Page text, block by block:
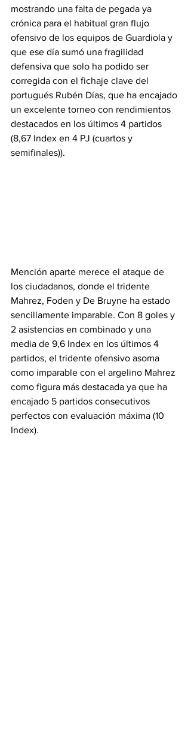
mostrando una falta de pegada ya
crónica para el habitual gran flujo
ofensivo de los equipos de Guardiola y
que ese día sumó una fragilidad
defensiva que solo ha podido ser
corregida con el fichaje clave del
portugués Rubén Días, que ha encajado
un excelente torneo con rendimientos
destacados en los últimos 4 partidos
(8,67 Index en 4 PJ (cuartos y
semifinales)).
Mención aparte merece el ataque de
los ciudadanos, donde el tridente
Mahrez, Foden y De Bruyne ha estado
sencillamente imparable. Con 8 goles y
2 asistencias en combinado y una
media de 9,6 Index en los últimos 4
partidos, el tridente ofensivo asoma
como imparable con el argelino Mahrez
como figura más destacada ya que ha
encajado 5 partidos consecutivos
perfectos con evaluación máxima (10
Index).